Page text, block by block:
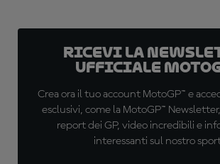
Ricevi la
ufficiale
Crea ora il tuo account MotoGP™ e
esclusivi, come la MotoGP™
report dei GP, video incredibili e
interessanti sul nostro